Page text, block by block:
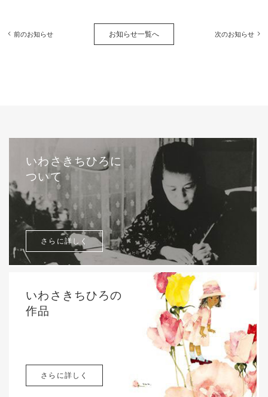
前のお知らせ お知らせ一覧へ 次のお知らせ
いわさきちひろに
ついて
さらに詳しく
いわさきちひろの
作品
さらに詳しく